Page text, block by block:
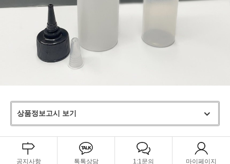
상품정보고시 보기
공지사항 톡톡상담 1:1문의 마이페이지